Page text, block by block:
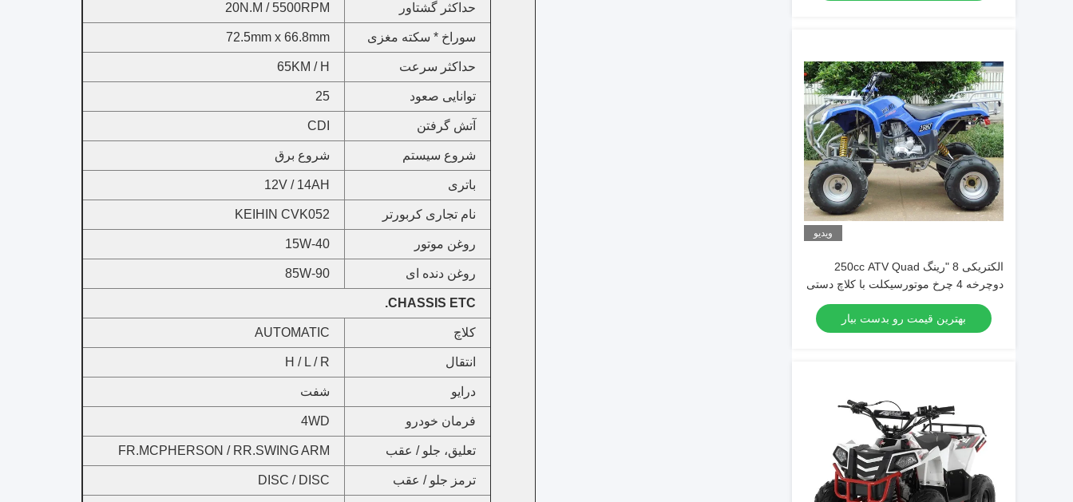
ویدیو
الکتریکی 8 "رینگ 250cc ATV Quad
دوچرخه 4 چرخ موتورسیکلت با کلاچ دستی
بهترین قیمت رو بدست بیار
حداکثر گشتاور 20N.M / 5500RPM
سوراخ * سکته مغزی 72.5mm x 66.8mm
حداکثر سرعت 65KM / H
توانایی صعود 25
آتش گرفتن CDI
شروع سیستم شروع برق
باتری 12V / 14AH
نام تجاری کربورتر KEIHIN CVK052
روغن موتور 15W-40
روغن دنده ای 85W-90
CHASSIS ETC.
کلاچ AUTOMATIC
انتقال H / L / R
درایو شفت
فرمان خودرو 4WD
تعلیق، جلو / عقب FR.MCPHERSON / RR.SWING ARM
ترمز جلو / عقب DISC / DISC